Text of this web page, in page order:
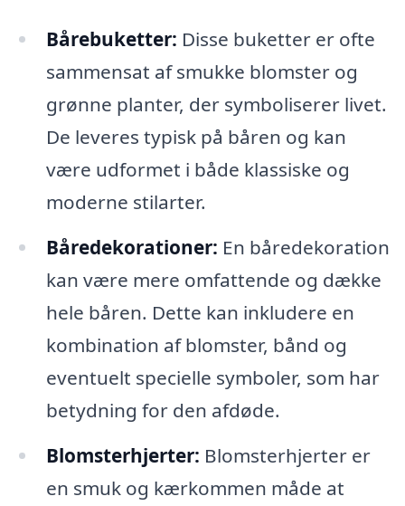
Bårebuketter: Disse buketter er ofte
sammensat af smukke blomster og
grønne planter, der symboliserer livet.
De leveres typisk på båren og kan
være udformet i både klassiske og
moderne stilarter.
Båredekorationer: En båredekoration
kan være mere omfattende og dække
hele båren. Dette kan inkludere en
kombination af blomster, bånd og
eventuelt specielle symboler, som har
betydning for den afdøde.
Blomsterhjerter: Blomsterhjerter er
en smuk og kærkommen måde at